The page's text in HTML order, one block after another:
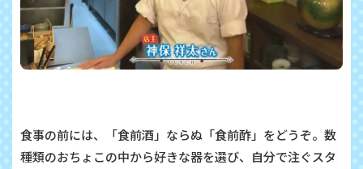
食事の前には、「食前酒」ならぬ「食前酢」をどうぞ。数
種類のおちょこの中から好きな器を選び、自分で注ぐスタ